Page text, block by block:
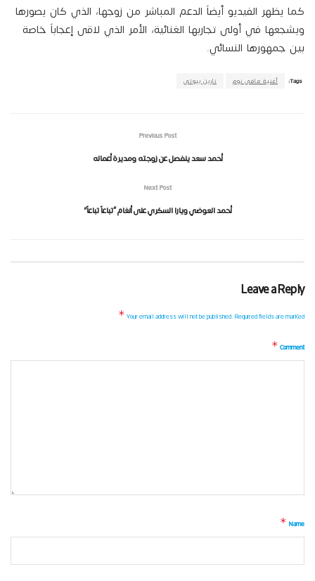
كما يظهر الفيديو أيضاً الدعم المباشر من زوجها، الذي كان يصورها
ويشجعها في أولى تجاربها الغنائية، الأمر الذي لاقى إعجاباً خاصة
بين جمهورها النسائي.
Tags: أغنية مافي نوم نارين بيوتي
Previous Post
أحمد سعد ينفصل عن زوجته ومديرة أعماله
Next Post
أحمد العوضي ويارا السكري على أنغام “تباعاً تباعاً”
Leave a Reply
Your email address will not be published.Required fields are marked
*
Comment
*
Name
*